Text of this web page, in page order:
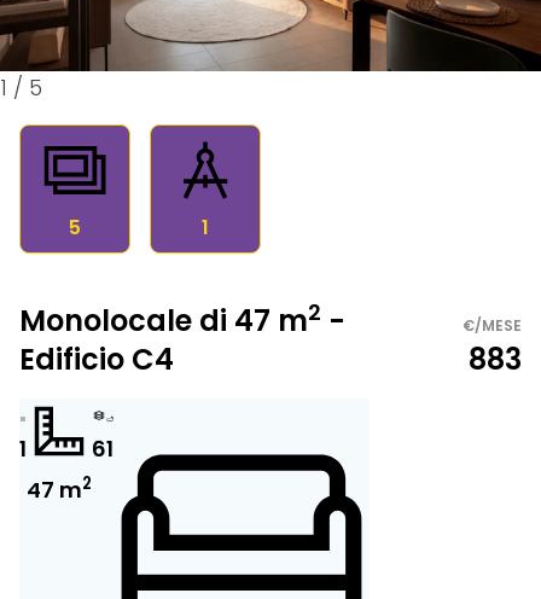
1 / 5
5 1
Monolocale di 47 m2 -
Edificio C4
€/MESE
883
1
47 m2
61